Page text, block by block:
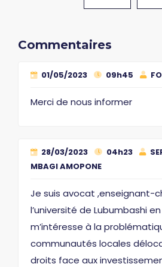
Commentaires
01/05/2023 09h45
Merci de nous informer
28/03/2023 04h23
MBAGI AMOPONE
Je suis avocat ,enseignant-
l’université de Lubumbashi en
m’intéresse à la
communautés locales
droits face aux